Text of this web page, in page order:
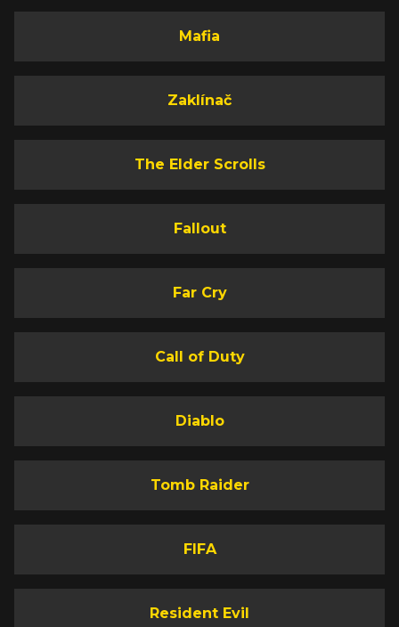
Mafia
Zaklínač
The Elder Scrolls
Fallout
Far Cry
Call of Duty
Diablo
Tomb Raider
FIFA
Resident Evil